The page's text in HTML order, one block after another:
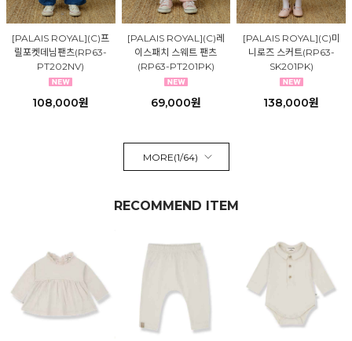
[PALAIS ROYAL](C)프
릴포켓데님팬츠(RP63-
PT202NV)
108,000원
[PALAIS ROYAL](C)레
이스패치 스웨트 팬츠
(RP63-PT201PK)
69,000원
[PALAIS ROYAL](C)미
니로즈 스커트(RP63-
SK201PK)
138,000원
MORE(1/64)
RECOMMEND ITEM